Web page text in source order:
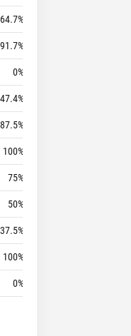
64.7%
91.7%
0%
47.4%
87.5%
100%
75%
50%
37.5%
100%
0%